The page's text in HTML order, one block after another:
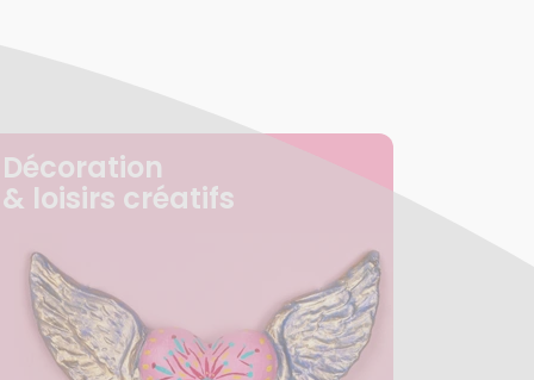
Décoration
& loisirs créatifs